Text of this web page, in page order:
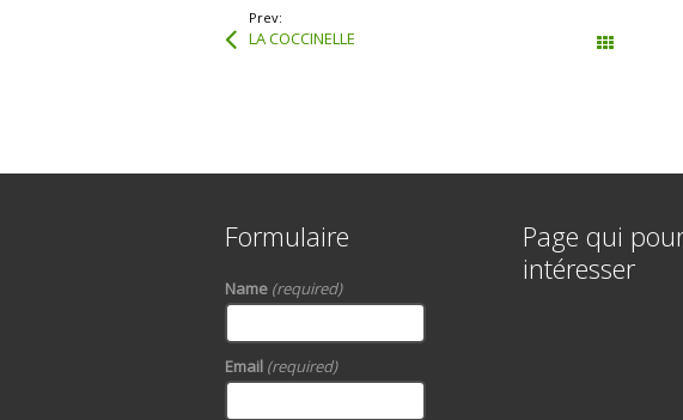
Prev:
LA COCCINELLE
Formulaire
Name (required)
Email (required)
Page qui
intéresser